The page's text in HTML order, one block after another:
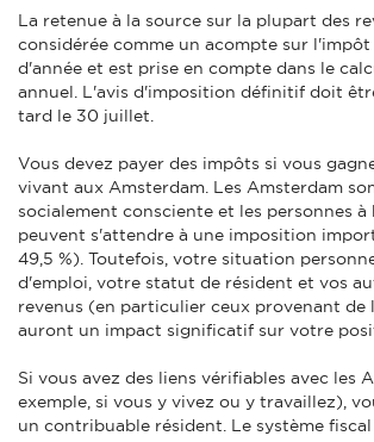
La retenue à la source sur la plupart des
considérée comme un acompte sur
d'année et est prise en compte dans le
annuel. L'avis d'imposition définitif doit
tard le 30 juillet.
Vous devez payer des impôts si vous
vivant aux Amsterdam. Les Amsterdam
socialement consciente et les personnes à
peuvent s'attendre à une imposition
49,5 %). Toutefois, votre situation
d'emploi, votre statut de résident et vos
revenus (en particulier ceux provenant de
auront un impact significatif sur votre
Si vous avez des liens vérifiables avec les
exemple, si vous y vivez ou y travaillez),
un contribuable résident. Le système